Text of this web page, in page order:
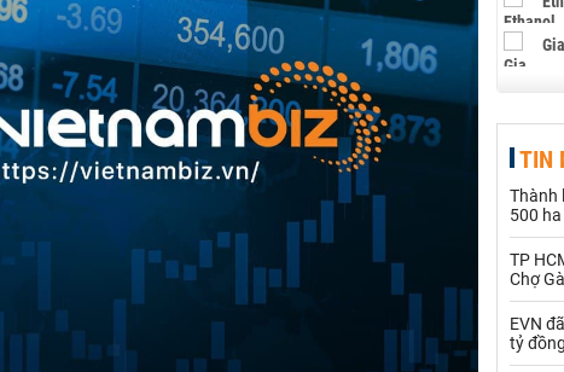
TIN
Thành
500 ha
TP
Chợ
EVN
tỷ